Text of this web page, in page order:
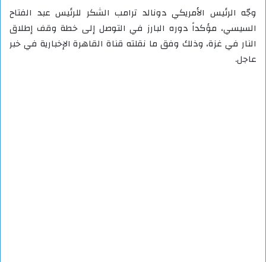
وجّه الرئيس الأمريكي دونالد ترامب الشكر للرئيس عبد الفتاح
السيسي، مؤكداً دوره البارز في التوصل إلى خطة وقف إطلاق
النار في غزة، وذلك وفق ما نقلته قناة القاهرة الإخبارية في خبر
عاجل.